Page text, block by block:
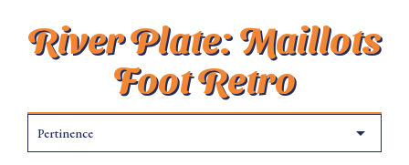
River Plate: Maillots
Foot Retro
Pertinence 